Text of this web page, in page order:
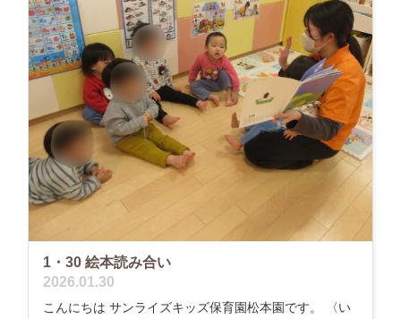
1・30 絵本読み合い
2026.01.30
こんにちは サンライズキッズ保育園松本園です。 〈い